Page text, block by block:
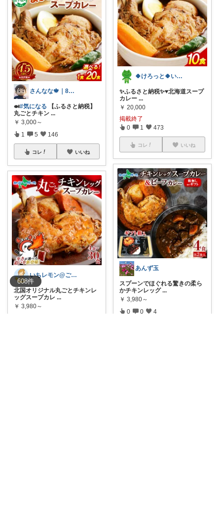
608件
さんなな🍁｜8月朝コレチャレンジ🌞
🍛#気になる 【ふるさと納税】
丸ごとチキン ...
￥ 3,000～
1 5 146
コレ いいね
いちレモン@ご購入感謝です🍋✨️
北国オリジナル丸ごとチキンレ
ッグスープカレ ...
￥ 3,980～
🍀けろっと🍀いいもの紹介したい♥️
✨️ふるさと納税✨️♥️北海道スープ
カレー ...
￥ 20,000
掲載終了
0 1 473
コレ いいね
あんず玉
スプーンでほぐれる驚きの柔ら
かチキンレッグ ...
￥ 3,980～
0 0 4